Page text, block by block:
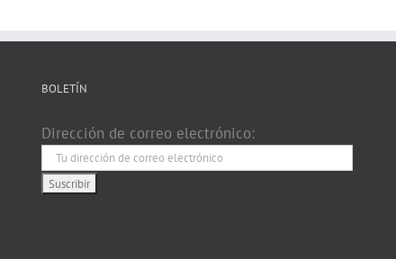
BOLETÍN
Dirección de correo electrónico: